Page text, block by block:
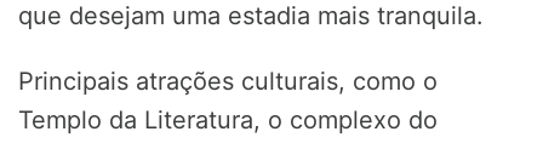
que desejam uma estadia mais tranquila.
Principais atrações culturais, como o
Templo da Literatura, o complexo do